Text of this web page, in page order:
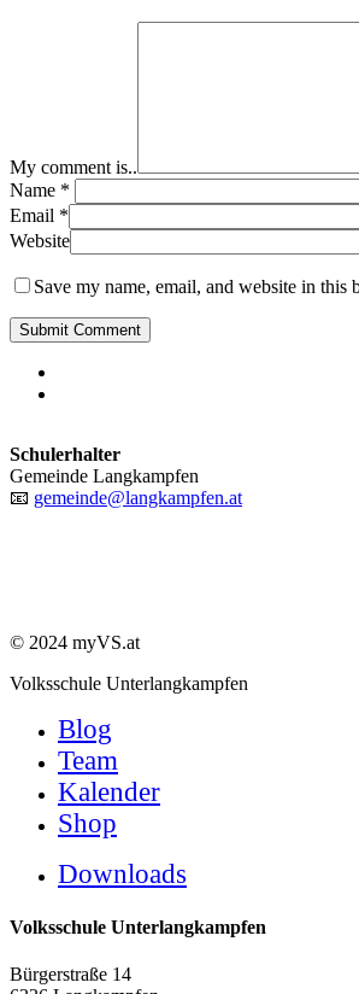
My comment is..
Name *
Email *
Website
Save my name, email, and website in
Schulerhalter
Gemeinde Langkampfen
📧 gemeinde@langkampfen.at
© 2024 myVS.at
Close
Volksschule Unterlangkampfen
Blog
Team
Kalender
Shop
Downloads
Volksschule Unterlangkampfen
Bürgerstraße 14